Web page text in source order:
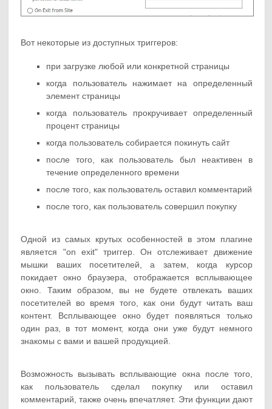
Вот некоторые из доступных триггеров:
при загрузке любой или конкретной страницы
когда пользователь нажимает на определенный
элемент страницы
когда пользователь прокручивает определенный
процент страницы
когда пользователь собирается покинуть сайт
после того, как пользователь был неактивен в
течение определенного времени
после того, как пользователь оставил комментарий
после того, как пользователь совершил покупку
Одной из самых крутых особенностей в этом плагине
является "on exit" триггер. Он отслеживает движение
мышки ваших посетителей, а затем, когда курсор
покидает окно браузера, отображается всплывающее
окно. Таким образом, вы не будете отвлекать ваших
посетителей во время того, как они будут читать ваш
контент. Всплывающее окно будет появляться только
один раз, в тот момент, когда они уже будут немного
знакомы с вами и вашей продукцией.
Возможность вызывать всплывающие окна после того,
как пользователь сделал покупку или оставил
комментарий, также очень впечатляет. Эти функции дают